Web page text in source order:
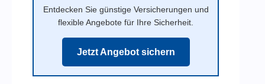
Entdecken Sie günstige Versicherungen und
flexible Angebote für Ihre Sicherheit.
Jetzt Angebot sichern